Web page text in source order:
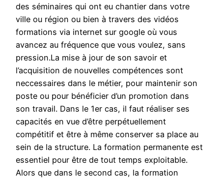
des séminaires qui ont eu chantier dans votre
ville ou région ou bien à travers des vidéos
formations via internet sur google où vous
avancez au fréquence que vous voulez, sans
pression.La mise à jour de son savoir et
l’acquisition de nouvelles compétences sont
neccessaires dans le métier, pour maintenir son
poste ou pour bénéficier d’un promotion dans
son travail. Dans le 1er cas, il faut réaliser ses
capacités en vue d’être perpétuellement
compétitif et être à même conserver sa place au
sein de la structure. La formation permanente est
essentiel pour être de tout temps exploitable.
Alors que dans le second cas, la formation